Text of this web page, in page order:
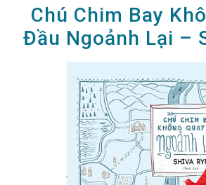
Chú Chim Bay
Đầu Ngoảnh Lại –